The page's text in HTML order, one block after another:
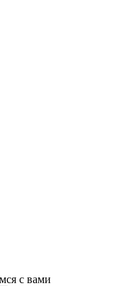
с вами